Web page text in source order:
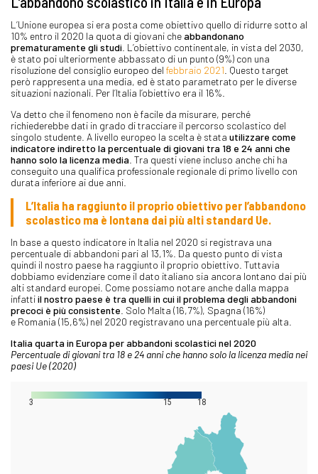
L’Unione europea si era posta come obiettivo quello di ridurre sotto al
10% entro il 2020 la quota di giovani cheabbandonano
prematuramente gli studi . L’obiettivo continentale, in vista del 2030,
è stato poi ulteriormente abbassato di un punto (9%) con una
risoluzione del consiglio europeo del febbraio 2021 . Questo target
però rappresenta una media, ed è stato parametrato per le diverse
situazioni nazionali. Per l’Italia l’obiettivo era il 16%.
Va detto che il fenomeno non è facile da misurare, perché
richiederebbe dati in grado di tracciare il percorso scolastico del
singolo studente. A livello europeo la scelta è stata utilizzare come
indicatore indiretto la percentuale di giovani tra 18 e 24 anni che
hanno solo la licenza media . Tra questi viene incluso anche chi ha
conseguito una qualifica professionale regionale di primo livello con
durata inferiore ai due anni.
L’Italia ha raggiunto il proprio obiettivo per l’abbandono
scolastico ma è lontana dai più alti standard Ue.
In base a questo indicatore in Italia nel 2020 si registrava una
percentuale di abbandoni pari al 13,1%. Da questo punto di vista
quindi il nostro paese ha raggiunto il proprio obiettivo. Tuttavia
dobbiamo evidenziare come il dato italiano sia ancora lontano dai più
alti standard europei. Come possiamo notare anche dalla mappa
infattiil nostro paese è tra quelli in cui il problema degli abbandoni
precoci è più consistente . Solo Malta (16,7%), Spagna (16%)
e Romania (15,6%) nel 2020 registravano una percentuale più alta.
Italia quarta in Europa per abbandoni scolastici nel 2020
Percentuale di giovani tra 18 e 24 anni che hanno solo la licenza media nei
paesi Ue (2020)